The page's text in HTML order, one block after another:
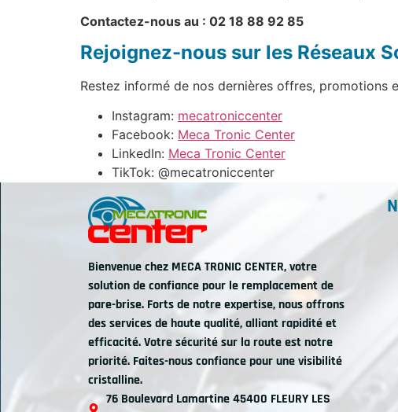
Contactez-nous au : 02 18 88 92 85
Rejoignez-nous sur les Réseaux
Restez informé de nos dernières offres, promotions
Instagram: mecatroniccenter
Facebook: Meca Tronic Center
LinkedIn: Meca Tronic Center
TikTok: @mecatroniccenter
Bienvenue chez MECA TRONIC CENTER, votre
solution de confiance pour le remplacement de
pare-brise. Forts de notre expertise, nous offrons
des services de haute qualité, alliant rapidité et
efficacité. Votre sécurité sur la route est notre
priorité. Faites-nous confiance pour une visibilité
cristalline.
76 Boulevard Lamartine 45400 FLEURY LES